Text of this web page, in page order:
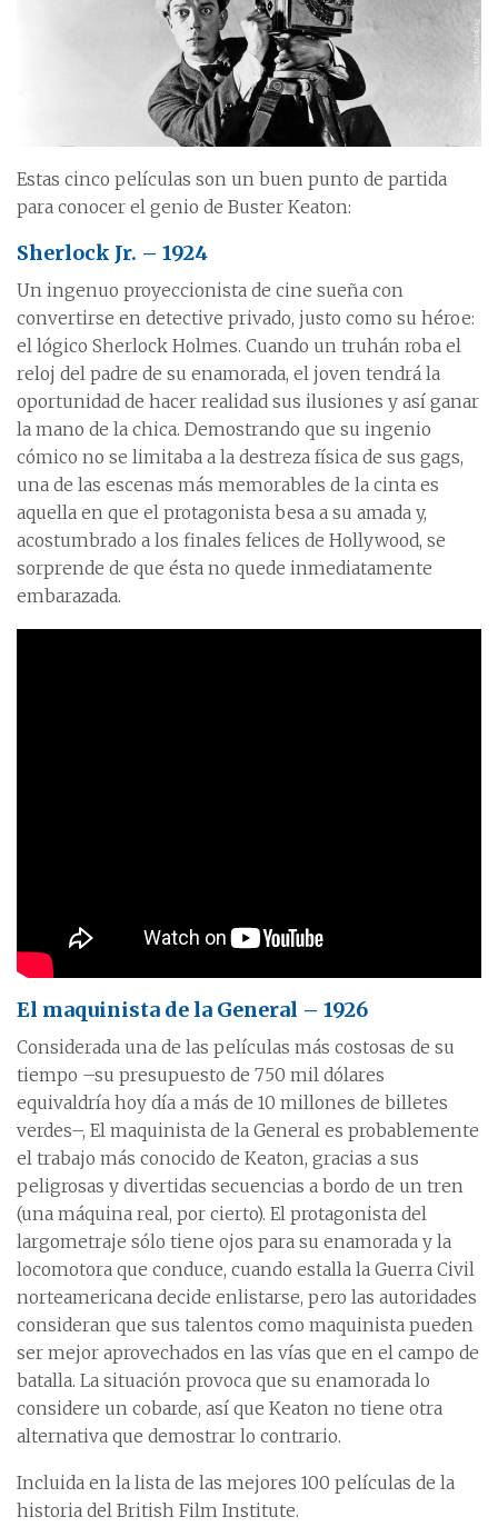
Estas cinco películas son un buen punto de partida
para conocer el genio de Buster Keaton:
Sherlock Jr. – 1924
Un ingenuo proyeccionista de cine sueña con
convertirse en detective privado, justo como su héroe:
el lógico Sherlock Holmes. Cuando un truhán roba el
reloj del padre de su enamorada, el joven tendrá la
oportunidad de hacer realidad sus ilusiones y así ganar
la mano de la chica. Demostrando que su ingenio
cómico no se limitaba a la destreza física de sus gags,
una de las escenas más memorables de la cinta es
aquella en que el protagonista besa a su amada y,
acostumbrado a los finales felices de Hollywood, se
sorprende de que ésta no quede inmediatamente
embarazada.
El maquinista de la General – 1926
Considerada una de las películas más costosas de su
tiempo –su presupuesto de 750 mil dólares
equivaldría hoy día a más de 10 millones de billetes
verdes–, El maquinista de la General es probablemente
el trabajo más conocido de Keaton, gracias a sus
peligrosas y divertidas secuencias a bordo de un tren
(una máquina real, por cierto). El protagonista del
largometraje sólo tiene ojos para su enamorada y la
locomotora que conduce, cuando estalla la Guerra Civil
norteamericana decide enlistarse, pero las autoridades
consideran que sus talentos como maquinista pueden
ser mejor aprovechados en las vías que en el campo de
batalla. La situación provoca que su enamorada lo
considere un cobarde, así que Keaton no tiene otra
alternativa que demostrar lo contrario.
Incluida en la lista de las mejores 100 películas de la
historia del British Film Institute.